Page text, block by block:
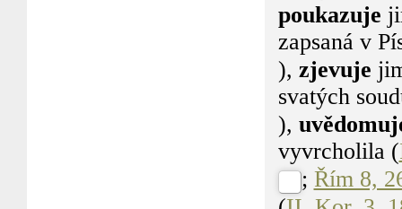
poukazuje
zapsaná v
), zjevuje
svatých
),
vyvrcholila (
; Řím 8,